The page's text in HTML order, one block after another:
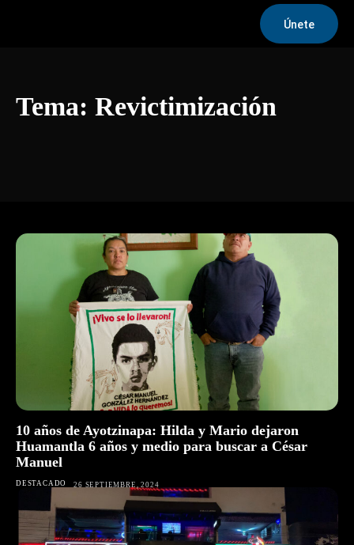
Únete
Tema: Revictimización
10 años de Ayotzinapa: Hilda y Mario dejaron
Huamantla 6 años y medio para buscar a César
Manuel
DESTACADO 26 SEPTIEMBRE, 2024